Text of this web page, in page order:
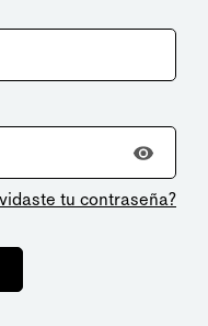
tu contraseña?